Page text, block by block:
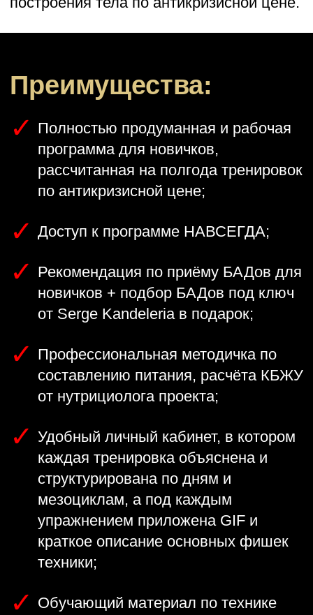
Преимущества:
Полностью продуманная и рабочая
программа для новичков,
рассчитанная на полгода тренировок
по антикризисной цене;
Доступ к программе НАВСЕГДА;
Рекомендация по приёму БАДов для
новичков + подбор БАДов под ключ
от Serge Kandeleria в подарок;
Профессиональная методичка по
составлению питания, расчёта КБЖУ
от нутрициолога проекта;
Удобный личный кабинет, в котором
каждая тренировка объяснена и
структурирована по дням и
мезоциклам, а под каждым
упражнением приложена GIF и
краткое описание основных фишек
техники;
Обучающий материал по технике